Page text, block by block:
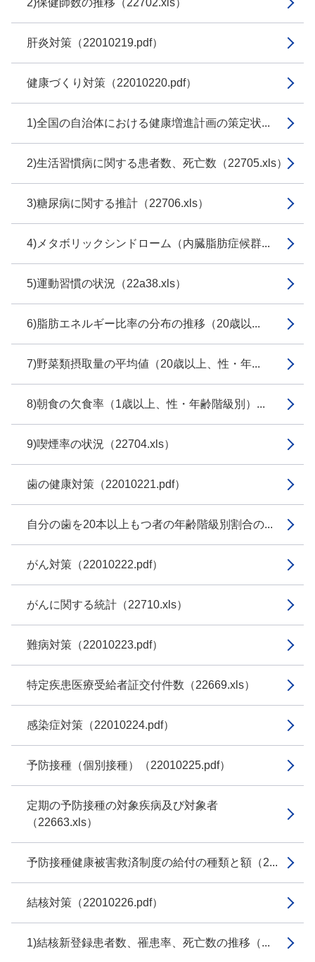
2)保健師数の推移（22702.xls）
肝炎対策（22010219.pdf）
健康づくり対策（22010220.pdf）
1)全国の自治体における健康増進計画の策定状...
2)生活習慣病に関する患者数、死亡数（22705.xls）
3)糖尿病に関する推計（22706.xls）
4)メタボリックシンドローム（内臓脂肪症候群...
5)運動習慣の状況（22a38.xls）
6)脂肪エネルギー比率の分布の推移（20歳以...
7)野菜類摂取量の平均値（20歳以上、性・年...
8)朝食の欠食率（1歳以上、性・年齢階級別）...
9)喫煙率の状況（22704.xls）
歯の健康対策（22010221.pdf）
自分の歯を20本以上もつ者の年齢階級別割合の...
がん対策（22010222.pdf）
がんに関する統計（22710.xls）
難病対策（22010223.pdf）
特定疾患医療受給者証交付件数（22669.xls）
感染症対策（22010224.pdf）
予防接種（個別接種）（22010225.pdf）
定期の予防接種の対象疾病及び対象者
（22663.xls）
予防接種健康被害救済制度の給付の種類と額（2...
結核対策（22010226.pdf）
1)結核新登録患者数、罹患率、死亡数の推移（...